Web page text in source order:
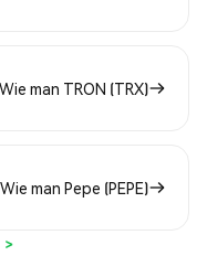
Wie man TRON (TRX)
Wie man Pepe (PEPE)